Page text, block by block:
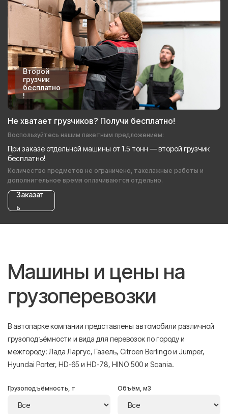
Второй
грузчик
бесплатно
!
Не хватает грузчиков? Получи бесплатно!
Воспользуйтесь нашим пакетным предложением:
При заказе отдельной машины от 1.5 тонн — второй грузчик
бесплатно!
Количество предметов не ограничено, такелажные работы и
дополнительное время оплачиваются отдельно.
Заказат
ь
Машины и цены на
грузоперевозки
В автопарке компании представлены автомобили различной
грузоподъёмности и вида для перевозок по городу и
межгороду: Лада Ларгус, Газель, Citroen Berlingo и Jumper,
Hyundai Porter, HD-65 и HD-78, HINO 500 и Scania.
Грузоподъёмность, т Объём, м3